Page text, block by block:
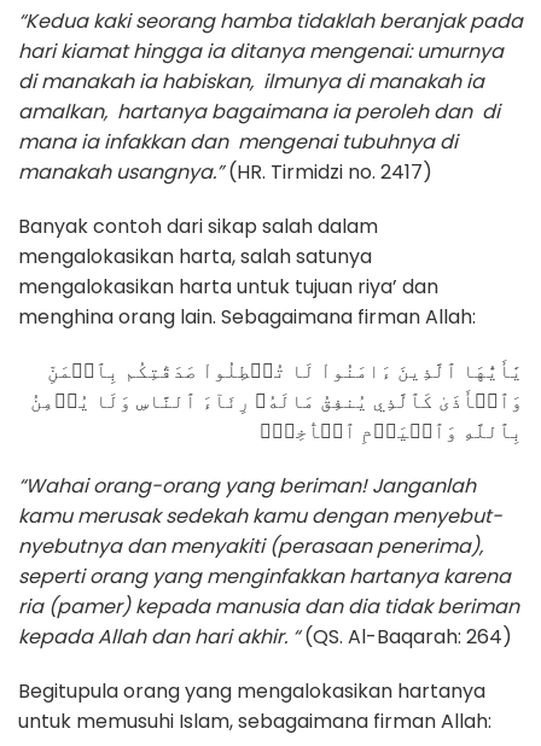
“Kedua kaki seorang hamba tidaklah beranjak pada
hari kiamat hingga ia ditanya mengenai: umurnya
di manakah ia habiskan, ilmunya di manakah ia
amalkan, hartanya bagaimana ia peroleh dan di
mana ia infakkan dan mengenai tubuhnya di
manakah usangnya.”(HR. Tirmidzi no. 2417)
Banyak contoh dari sikap salah dalam
mengalokasikan harta, salah satunya
mengalokasikan harta untuk tujuan riya’ dan
menghina orang lain. Sebagaimana firman Allah:
يَٰأَيُّهَا ٱلَّذِينَ ءَامَنُواْ لَا تُبۡطِلُواْ صَدَقَٰتِكُم بِٱلۡمَنِّ
وَٱلۡأَذَىٰ كَٱلَّذِي يُنفِقُ مَالَهُۥ رِئَآءَ ٱلنَّاسِ وَلَا يُؤۡمِنُ
بِٱللَّهِ وَٱلۡيَوۡمِ ٱلۡأٓخِرِۖ
“Wahai orang-orang yang beriman! Janganlah
kamu merusak sedekah kamu dengan menyebut-
nyebutnya dan menyakiti (perasaan penerima),
seperti orang yang menginfakkan hartanya karena
ria (pamer) kepada manusia dan dia tidak beriman
kepada Allah dan hari akhir. “(QS. Al-Baqarah: 264)
Begitupula orang yang mengalokasikan hartanya
untuk memusuhi Islam, sebagaimana firman Allah: